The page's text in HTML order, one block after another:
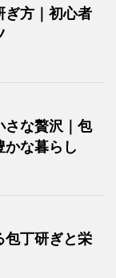
ぎ方｜初心者
さな贅沢｜包
かな暮らし
包丁研ぎと栄